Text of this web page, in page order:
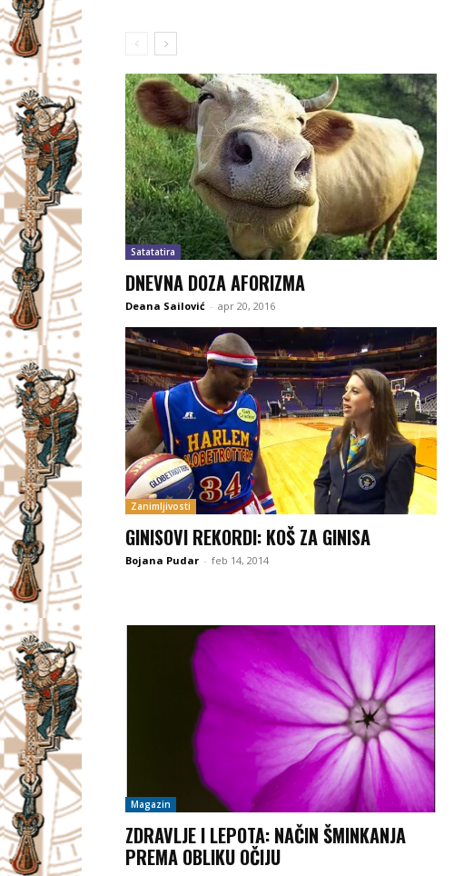
Satatatira
DNEVNA DOZA AFORIZMA
Deana Sailović - apr 20, 2016
Zanimljivosti
GINISOVI REKORDI: KOŠ ZA GINISA
Bojana Pudar - feb 14, 2014
Magazin
ZDRAVLJE I LEPOTA: NAČIN ŠMINKANJA
PREMA OBLIKU OČIJU